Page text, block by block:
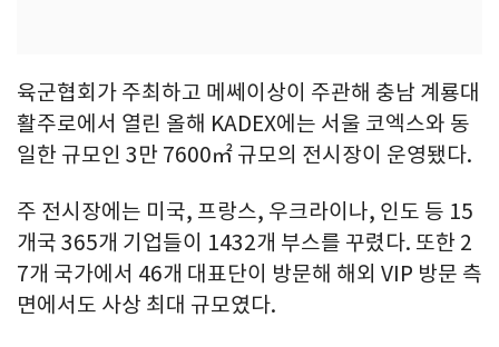
육군협회가 주최하고 메쎄이상이 주관해 충남 계룡대
활주로에서 열린 올해 KADEX에는 서울 코엑스와 동
일한 규모인 3만 7600㎡ 규모의 전시장이 운영됐다.
주 전시장에는 미국, 프랑스, 우크라이나, 인도 등 15
개국 365개 기업들이 1432개 부스를 꾸렸다. 또한 2
7개 국가에서 46개 대표단이 방문해 해외 VIP 방문 측
면에서도 사상 최대 규모였다.